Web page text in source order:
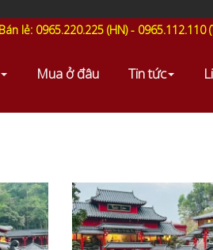
lẻ: 0965.220.225 (HN) - 0965.112.110
Mua ở đâu Tin tức